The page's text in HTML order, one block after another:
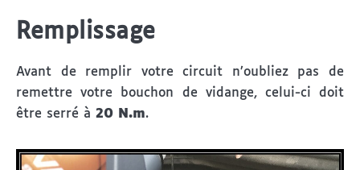
Remplissage
Avant de remplir votre circuit n’oubliez pas de
remettre votre bouchon de vidange, celui-ci doit
être serré à 20 N.m.